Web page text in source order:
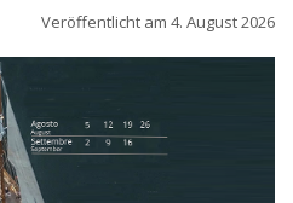
Veröffentlicht am 4. August 2026